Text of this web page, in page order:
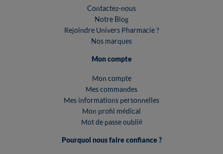
Contactez-nous
Notre Blog
Rejoindre Univers Pharmacie ?
Nos marques
Mon compte
Mon compte
Mes commandes
Mes informations personnelles
Mon profil médical
Mot de passe oublié
Pourquoi nous faire confiance ?